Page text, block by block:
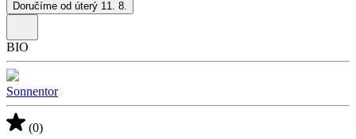
Doručíme od úterý 11. 8.
BIO
Sonnentor
(0)